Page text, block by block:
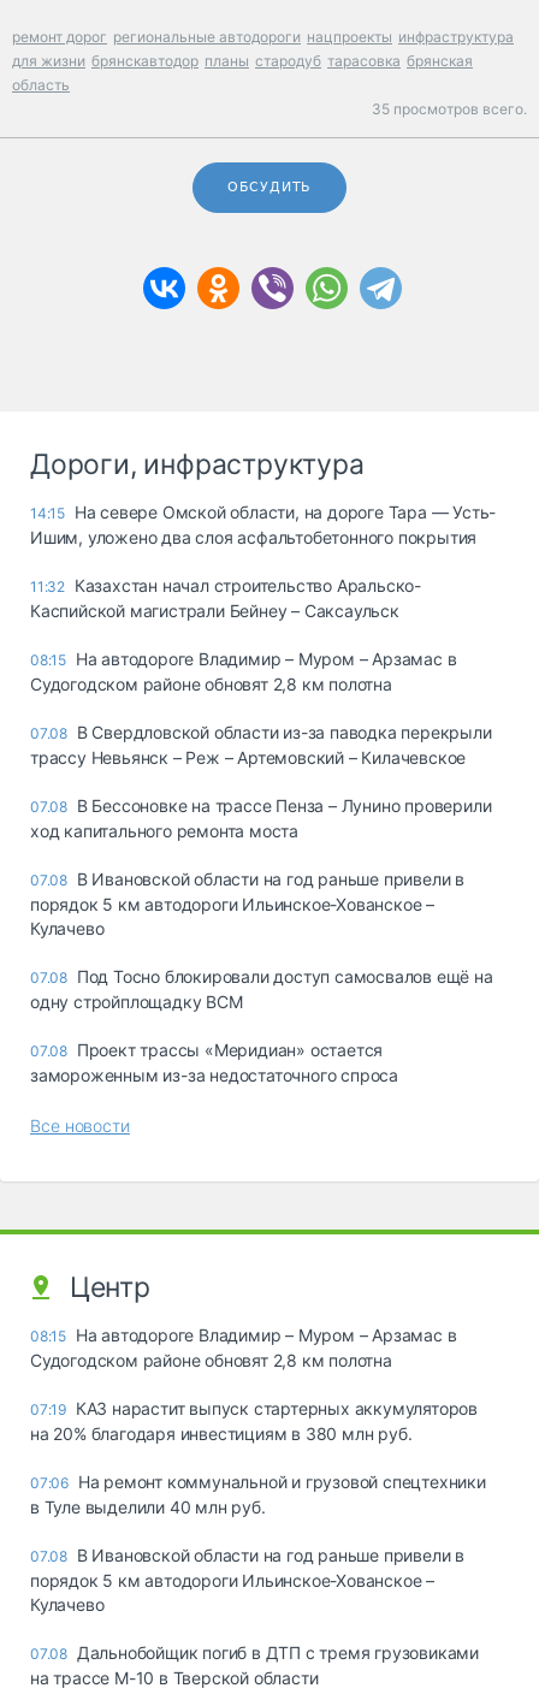
ремонт дорог региональные автодороги нацпроекты инфраструктура
для жизни брянскавтодор планы стародуб тарасовка брянская
область
35 просмотров всего.
ОБСУДИТЬ
Дороги, инфраструктура
14:15 На севере Омской области, на дороге Тара — Усть-
Ишим, уложено два слоя асфальтобетонного покрытия
11:32 Казахстан начал строительство Аральско-
Каспийской магистрали Бейнеу – Саксаульск
08:15 На автодороге Владимир – Муром – Арзамас в
Судогодском районе обновят 2,8 км полотна
07.08 В Свердловской области из-за паводка перекрыли
трассу Невьянск – Реж – Артемовский – Килачевское
07.08 В Бессоновке на трассе Пенза – Лунино проверили
ход капитального ремонта моста
07.08 В Ивановской области на год раньше привели в
порядок 5 км автодороги Ильинское-Хованское –
Кулачево
07.08 Под Тосно блокировали доступ самосвалов ещё на
одну стройплощадку ВСМ
07.08 Проект трассы «Меридиан» остается
замороженным из-за недостаточного спроса
Все новости
Центр
08:15 На автодороге Владимир – Муром – Арзамас в
Судогодском районе обновят 2,8 км полотна
07:19 КАЗ нарастит выпуск стартерных аккумуляторов
на 20% благодаря инвестициям в 380 млн руб.
07:06 На ремонт коммунальной и грузовой спецтехники
в Туле выделили 40 млн руб.
07.08 В Ивановской области на год раньше привели в
порядок 5 км автодороги Ильинское-Хованское –
Кулачево
07.08 Дальнобойщик погиб в ДТП с тремя грузовиками
на трассе М-10 в Тверской области